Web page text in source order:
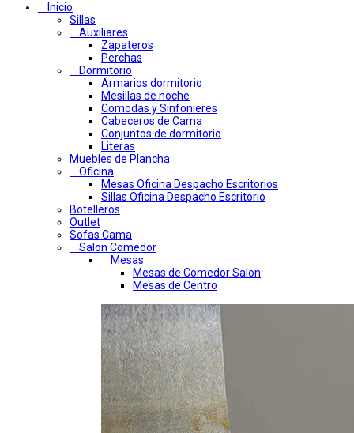
Inicio
Sillas
Auxiliares
Zapateros
Perchas
Dormitorio
Armarios dormitorio
Mesillas de noche
Comodas y Sinfonieres
Cabeceros de Cama
Conjuntos de dormitorio
Literas
Muebles de Plancha
Oficina
Mesas Oficina Despacho Escritorios
Sillas Oficina Despacho Escritorio
Botelleros
Outlet
Sofas Cama
Salon Comedor
Mesas
Mesas de Comedor Salon
Mesas de Centro